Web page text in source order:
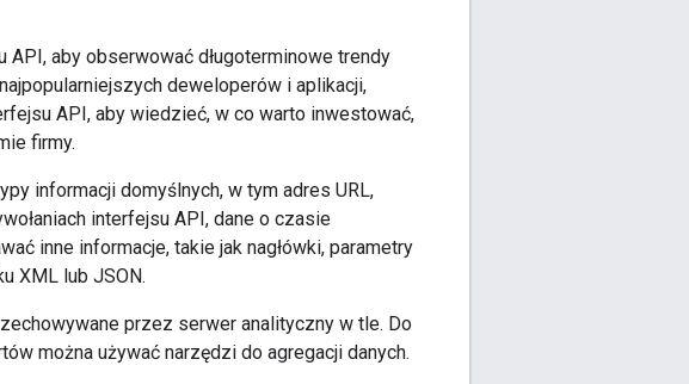
aby obserwować długoterminowe trendy
deweloperów i aplikacji,
API, aby wiedzieć, w co warto inwestować,
firmy.
informacji domyślnych, w tym adres URL,
interfejsu API, dane o czasie
inne informacje, takie jak nagłówki, parametry
XML lub JSON.
przez serwer analityczny w tle. Do
można używać narzędzi do agregacji danych.